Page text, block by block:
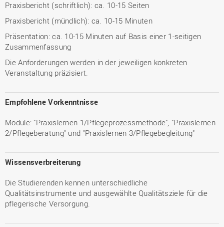
Praxisbericht (schriftlich): ca. 10-15 Seiten
Praxisbericht (mündlich): ca. 10-15 Minuten
Präsentation: ca. 10-15 Minuten auf Basis einer 1-seitigen
Zusammenfassung
Die Anforderungen werden in der jeweiligen konkreten
Veranstaltung präzisiert.
Empfohlene Vorkenntnisse
Module: "Praxislernen 1/Pflegeprozessmethode", "Praxislernen
2/Pflegeberatung" und "Praxislernen 3/Pflegebegleitung"
Wissensverbreiterung
Die Studierenden kennen unterschiedliche
Qualitätsinstrumente und ausgewählte Qualitätsziele für die
pflegerische Versorgung.